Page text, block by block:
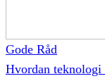
Gode Råd
Hvordan teknologi